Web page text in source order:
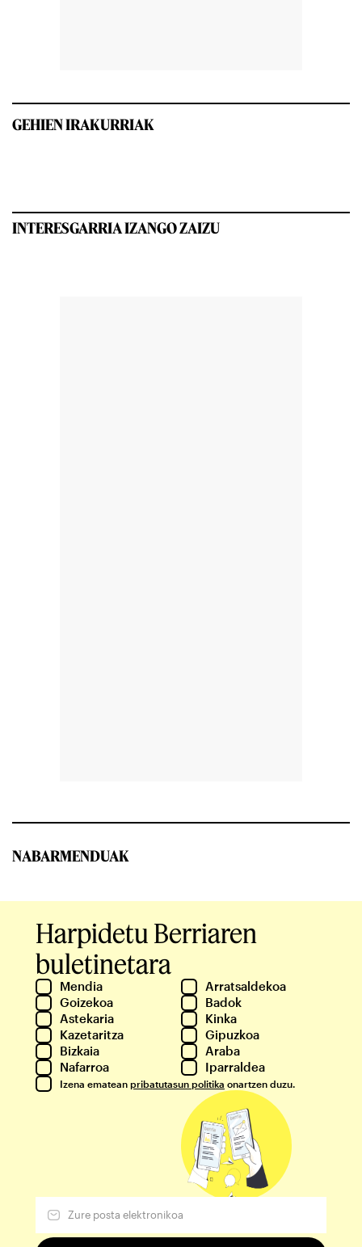
GEHIEN IRAKURRIAK
INTERESGARRIA IZANGO ZAIZU
NABARMENDUAK
Harpidetu Berriaren
buletinetara
Mendia
Arratsaldekoa
Goizekoa
Badok
Astekaria
Kinka
Kazetaritza
Gipuzkoa
Bizkaia
Araba
Nafarroa
Iparraldea
Izena ematean pribatutasun politika onartzen duzu.